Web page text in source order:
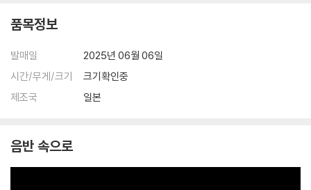
품목정보
발매일
2025년 06월 06일
시간/무게/크기
크기확인중
제조국
일본
음반 속으로